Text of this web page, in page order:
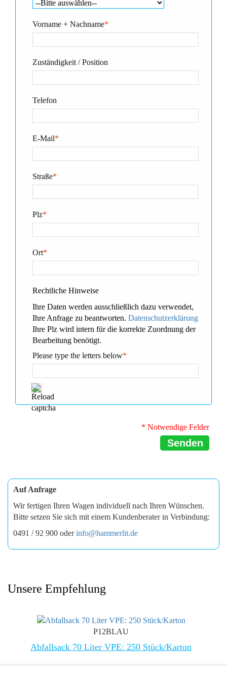
*
Vorname + Nachname
Zuständigkeit / Position
Telefon
*
E-Mail
*
Straße
*
Plz
*
Ort
Rechtliche Hinweise
Ihre Daten werden ausschließlich dazu verwendet,
Ihre Anfrage zu beantworten. Datenschutzerklärung
Ihre Plz wird intern für die korrekte Zuordnung der
Bearbeitung benötigt.
*
Please type the letters below
* Notwendige Felder
Senden
Auf Anfrage
Wir fertigen Ihren Wagen individuell nach Ihren Wünschen.
Bitte setzen Sie sich mit einem Kundenberater in Verbindung:
0491 / 92 900 oderinfo@hammerlit.de
Unsere Empfehlung
P12BLAU
Abfallsack 70 Liter VPE: 250 Stück/Karton